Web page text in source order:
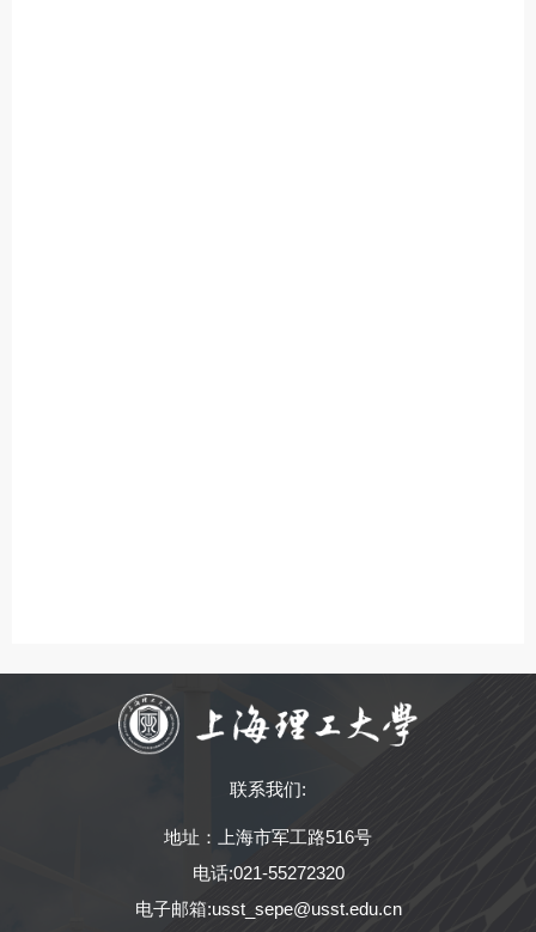
联系我们:
地址：上海市军工路516号
电话:021-55272320
电子邮箱:usst_sepe@usst.edu.cn